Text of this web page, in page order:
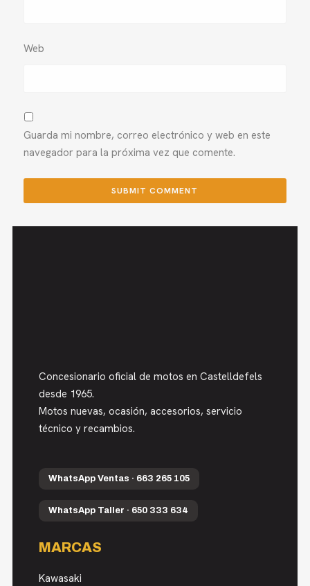
Web
Guarda mi nombre, correo electrónico y web en este
navegador para la próxima vez que comente.
Concesionario oficial de motos en Castelldefels
desde 1965.
Motos nuevas, ocasión, accesorios, servicio
técnico y recambios.
WhatsApp Ventas · 663 265 105
WhatsApp Taller · 650 333 634
MARCAS
Kawasaki